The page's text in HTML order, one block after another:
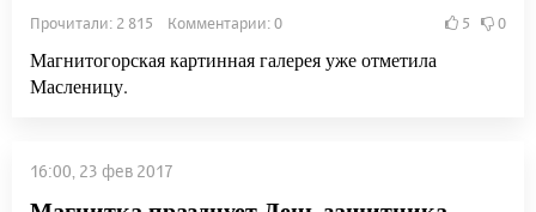
Прочитали: 2 815 Комментарии: 0 5 0
Магнитогорская картинная галерея уже отметила
Масленицу.
16:00, 23 фев 2017